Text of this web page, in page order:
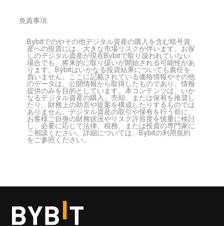
免責事項
Bybitでのやその他デジタル資産の購入を含む暗号資
産への投資には、大きな市場リスクが伴います。お探
しのデジタル資産が現在Bybitで取り扱われていない
場合でも、将来的に取り扱いが開始される可能性があ
ります。Bybitはいかなる投資結果についても責任を
負いません。ここに記載されている価格情報やその他
のデータは、公開情報から取得したものであり、情報
提供のみを目的としています。本コンテンツは、いか
なるデジタル資産の購入、売却、または保有を推奨し
たり、財務上の助言や提案を構成したりするものでは
ありません。デジタル資産の取引や保有を行う前に、
お客様ご自身の財務状況やリスク許容度を慎重に検討
し、必要に応じて法律、税務、または投資の専門家に
ご相談ください。詳細については、Bybitの利用規約
をご参照ください。